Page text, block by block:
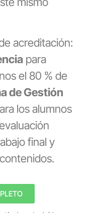
acreditación:
para
el 80 % de
de Gestión
los alumnos
final y